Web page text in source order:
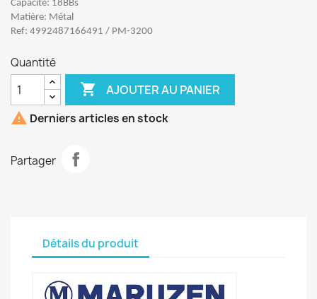
Capacité: 18BBs
Matière: Métal
Ref: 4992487166491 / PM-3200
Quantité
 AJOUTER AU PANIER
 Derniers articles en stock
Partager
Détails du produit